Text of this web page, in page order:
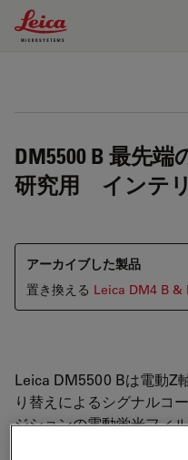
Leica Microsystems Logo
DM5500 B 最先端
研究用 インテ
アーカイブした製品
置き換える Leica DM4 B &
Leica DM5500 Bは電動Z
り替えによるシグナルコ
ジションの電動蛍光フィ